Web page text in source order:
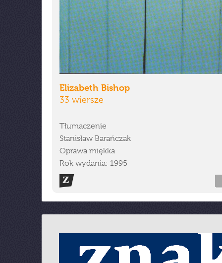
Elizabeth Bishop
33 wiersze
Tłumaczenie
Stanisław Barańczak
Oprawa miękka
Rok wydania: 1995